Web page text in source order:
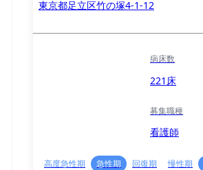
東京都足立区竹の塚4-1-12
病床数
221床
募集職種
看護師
高度急性期 急性期 回復期 慢性期